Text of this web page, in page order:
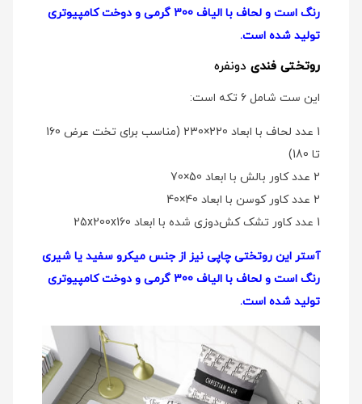
رنگ است و لحاف با الیاف 300 گرمی و دوخت کامپیوتری
تولید شده است.
روتختی فندی دو‌نفره
این ست شامل 6 تکه است:
1 عدد لحاف با ابعاد 220×230 (مناسب برای تخت عرض 160
تا 180)
2 عدد کاور بالش با ابعاد 50×70
2 عدد کاور کوسن با ابعاد 40×40
1 عدد کاور تشک کش‌دوزی شده با ابعاد 25x200x160
آستر این روتختی چاپی نیز از جنس میکرو سفید یا شیری
رنگ است و لحاف با الیاف 300 گرمی و دوخت کامپیوتری
تولید شده است.